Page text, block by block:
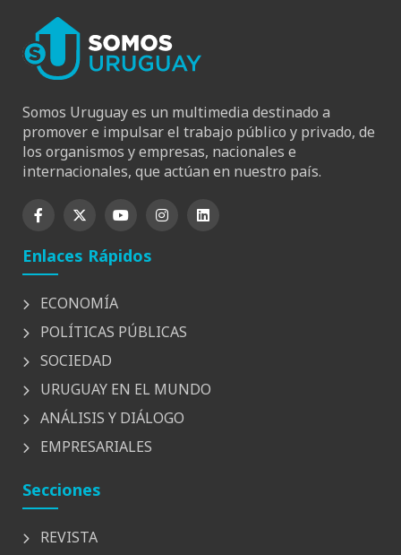
Somos Uruguay es un multimedia destinado a
promover e impulsar el trabajo público y privado, de
los organismos y empresas, nacionales e
internacionales, que actúan en nuestro país.
Enlaces Rápidos
ECONOMÍA
POLÍTICAS PÚBLICAS
SOCIEDAD
URUGUAY EN EL MUNDO
ANÁLISIS Y DIÁLOGO
EMPRESARIALES
Secciones
REVISTA